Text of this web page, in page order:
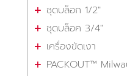
ชุดบล็อก 1/2"
ชุดบล็อค 3/4"
เครื่องขัดเงา
PACKOUT™